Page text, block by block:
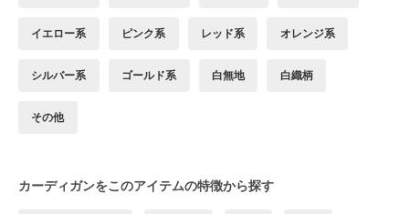
イエロー系 ピンク系 レッド系 オレンジ系
シルバー系 ゴールド系 白無地 白織柄
その他
カーディガンをこのアイテムの特徴から探す